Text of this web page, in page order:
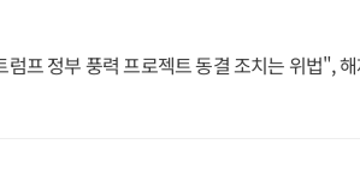
럼프 정부 풍력 프로젝트 동결 조치는 위법",